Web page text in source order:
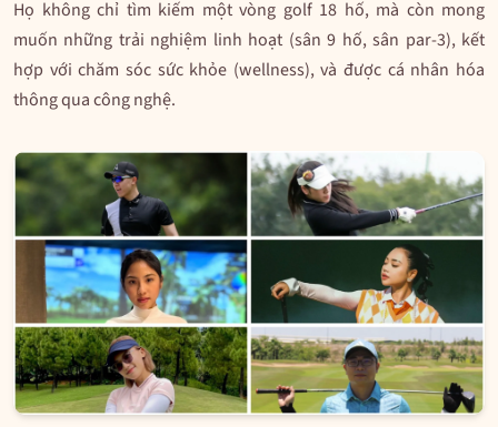
Họ không chỉ tìm kiếm một vòng golf 18 hố, mà còn mong
muốn những trải nghiệm linh hoạt (sân 9 hố, sân par-3), kết
hợp với chăm sóc sức khỏe (wellness), và được cá nhân hóa
thông qua công nghệ.